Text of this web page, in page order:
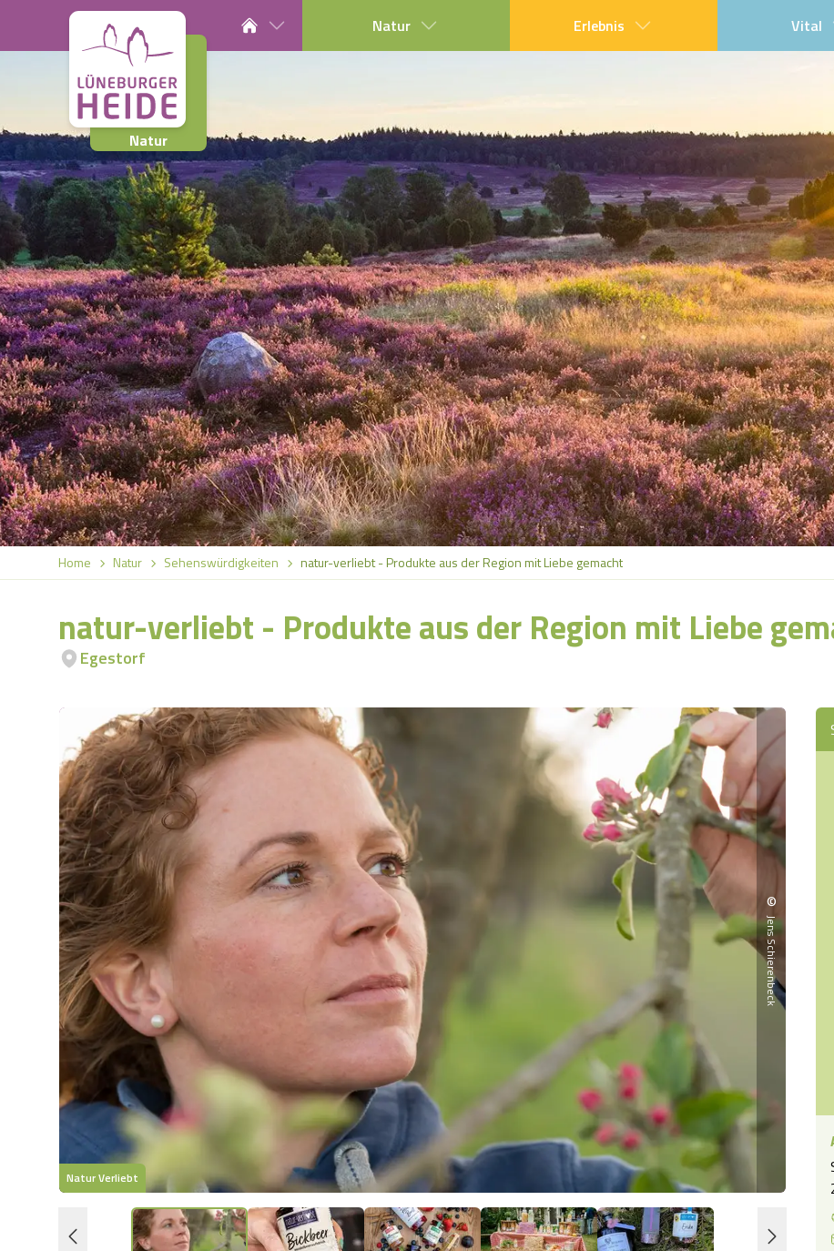
Natur
Natur Erlebnis Vital
Home Natur Sehenswürdigkeiten natur-verliebt - Produkte aus der Region mit Liebe gemacht
natur-verliebt - Produkte aus der Region mit Liebe
Egestorf
Natur Verliebt
©
Jens Schierenbeck